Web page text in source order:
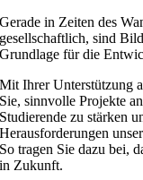
Gerade in Zeiten des
gesellschaftlich, sind
Grundlage für die
Mit Ihrer Unterstützung
Sie, sinnvolle Projekte
Studierende zu stärken
Herausforderungen
So tragen Sie dazu bei,
in Zukunft.